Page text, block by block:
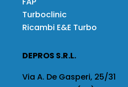
Turboclinic
Ricambi E&E Turbo
DEPROS S.R.L.
Via A. De Gasperi, 25/31